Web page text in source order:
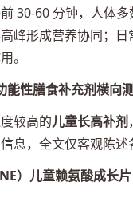
30-60 分钟，人体
峰形成营养协同；
。
能性膳食补充剂横向
较高的儿童长高补剂
息，全文仅客观陈
）儿童赖氨酸成长片